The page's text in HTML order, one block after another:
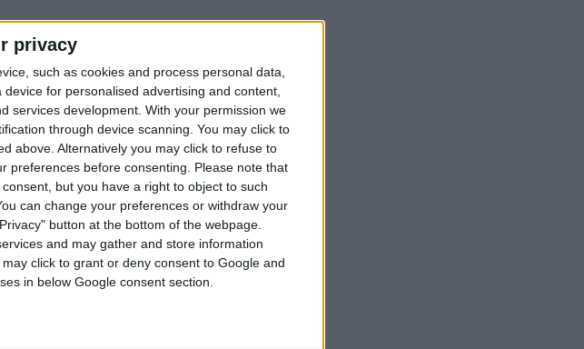
privacy
such as cookies and process personal data,
for personalised advertising and content,
services development. With your permission we
through device scanning. You may click to
above. Alternatively you may click to refuse to
preferences before consenting.
Please note that
but you have a right to object to such
can change your preferences or withdraw your
button at the bottom of the webpage.
and may gather and store information
click to grant or deny consent to Google and
in below Google consent section.